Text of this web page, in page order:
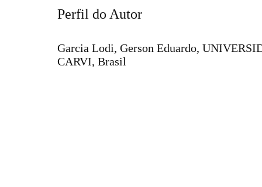
Perfil do Autor
Garcia Lodi, Gerson Eduardo,
CARVI, Brasil